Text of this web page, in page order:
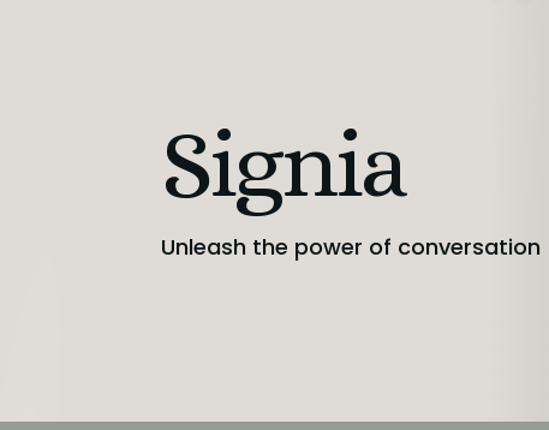
Signia
Unleash the power of conversation